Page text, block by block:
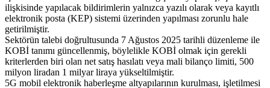
ilişkisinde yapılacak bildirimlerin yalnızca yazılı olarak veya kayıtlı
elektronik posta (KEP) sistemi üzerinden yapılması zorunlu hale
getirilmiştir.
Sektörün talebi doğrultusunda 7 Ağustos 2025 tarihli düzenleme ile
KOBİ tanımı güncellenmiş, böylelikle KOBİ olmak için gerekli
kriterlerden biri olan net satış hasılatı veya mali bilanço limiti, 500
milyon liradan 1 milyar liraya yükseltilmiştir.
5G mobil elektronik haberleşme altyapılarının kurulması, işletilmesi